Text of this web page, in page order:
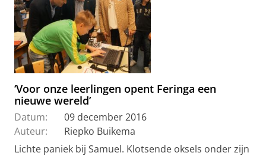
‘Voor onze leerlingen opent Feringa een
nieuwe wereld’
Datum:
09 december 2016
Auteur:
Riepko Buikema
Lichte paniek bij Samuel. Klotsende oksels onder zijn